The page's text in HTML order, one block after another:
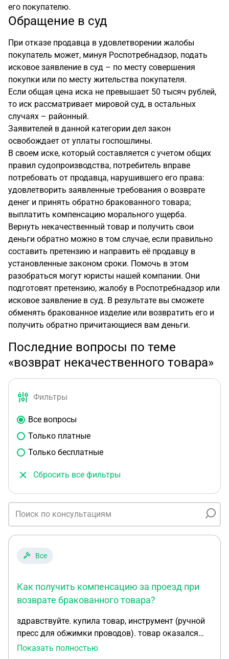
его покупателю.
Обращение в суд
При отказе продавца в удовлетворении жалобы
покупатель может, минуя Роспотребнадзор, подать
исковое заявление в суд – по месту совершения
покупки или по месту жительства покупателя.
Если общая цена иска не превышает 50 тысяч рублей,
то иск рассматривает мировой суд, в остальных
случаях – районный.
Заявителей в данной категории дел закон
освобождает от уплаты госпошлины.
В своем иске, который составляется с учетом общих
правил судопроизводства, потребитель вправе
потребовать от продавца, нарушившего его права:
удовлетворить заявленные требования о возврате
денег и принять обратно бракованного товара;
выплатить компенсацию морального ущерба.
Вернуть некачественный товар и получить свои
деньги обратно можно в том случае, если правильно
составить претензию и направить её продавцу в
установленные законом сроки. Помочь в этом
разобраться могут юристы нашей компании. Они
подготовят претензию, жалобу в Роспотребнадзор или
исковое заявление в суд. В результате вы сможете
обменять бракованное изделие или возвратить его и
получить обратно причитающиеся вам деньги.
Последние вопросы по теме
«возврат некачественного товара»
Фильтры
Все вопросы
Только платные
Только бесплатные
Сбросить все фильтры
Все
Как получить компенсацию за проезд при
возврате бракованного товара?
здравствуйте. купила товар, инструмент (ручной
пресс для обжимки проводов). товар оказался
браком. сообщила продавцу, скинула видео,
Показать полностью